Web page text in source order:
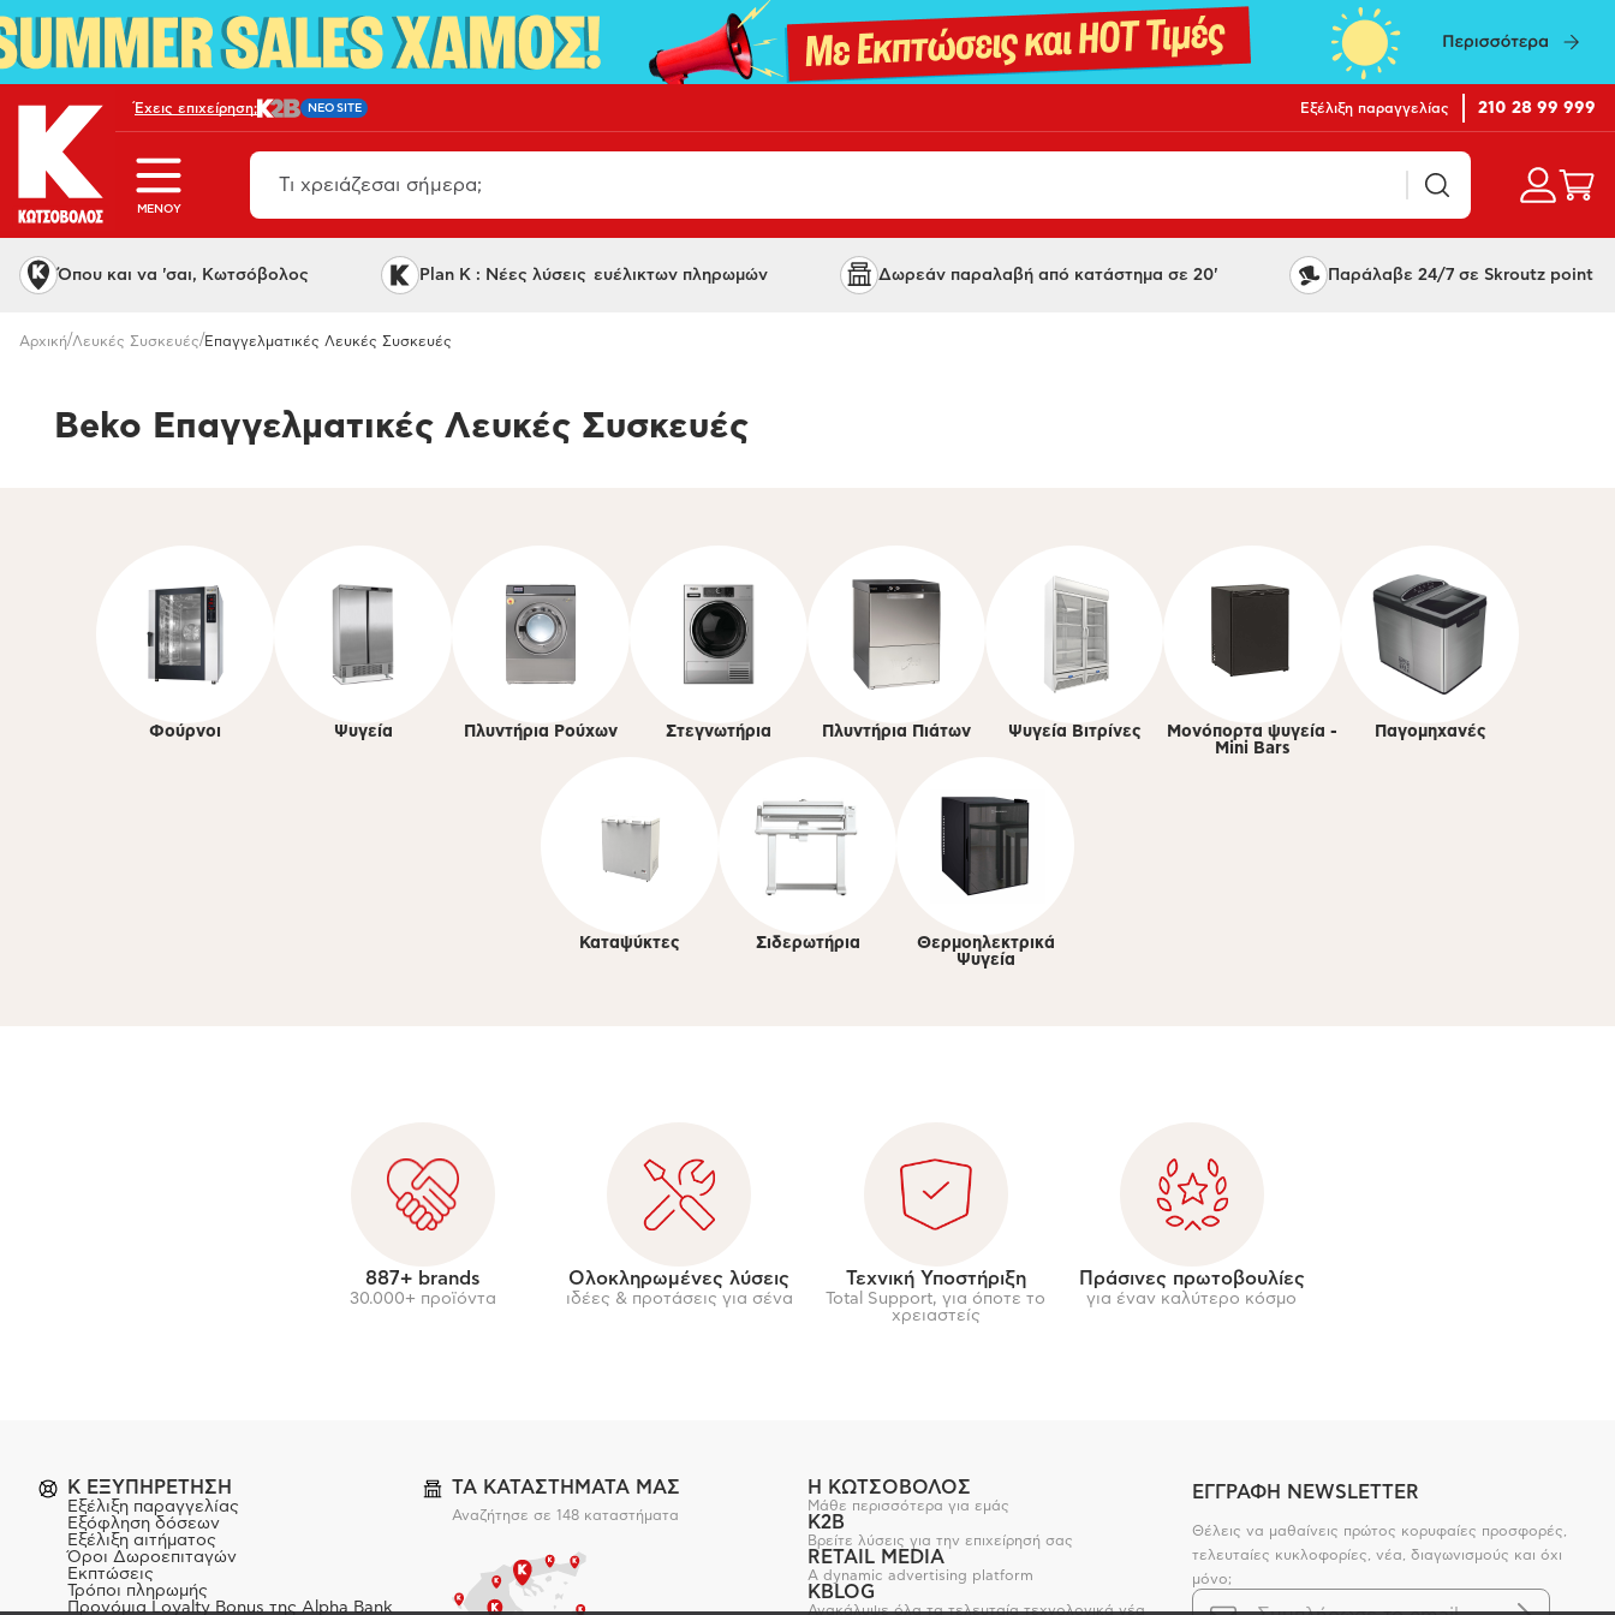
Έχεις επιχείρηση; NEO SITE Εξέλιξη παραγγελίας 210 28 99 999
MENOY
Όπου και να 'σαι, Κωτσόβολος Plan K : Νέες λύσεις ευέλικτων πληρωμών Δωρεάν παραλαβή από κατάστημα σε 20' Παράλαβε 24/7 σε Skroutz point
Αρχική/Λευκές Συσκευές/Επαγγελματικές Λευκές Συσκευές
Beko Επαγγελματικές Λευκές Συσκευές
Φούρνοι Ψυγεία Πλυντήρια Ρούχων Στεγνωτήρια Πλυντήρια Πιάτων Ψυγεία Βιτρίνες
Μονόπορτα ψυγεία -
Mini Bars
Παγομηχανές
Καταψύκτες Σιδερωτήρια
Θερμοηλεκτρικά
Ψυγεία
887+ brands
30.000+ προϊόντα
Ολοκληρωμένες λύσεις
ιδέες & προτάσεις για σένα
Τεχνική Υποστήριξη
Total Support, για όποτε το
χρειαστείς
Πράσινες πρωτοβουλίες
για έναν καλύτερο κόσμο
K ΕΞΥΠΗΡΕΤΗΣΗ
Εξέλιξη παραγγελίας
Εξόφληση δόσεων
Εξέλιξη αιτήματος
Όροι Δωροεπιταγών
Εκπτώσεις
Τρόποι πληρωμής
Προνόμια Loyalty Bonus της Alpha Bank
ΤΑ ΚΑΤΑΣΤΗΜΑΤΑ ΜΑΣ
Αναζήτησε σε 148 καταστήματα
Η ΚΩΤΣΟΒΟΛΟΣ
Μάθε περισσότερα για εμάς
K2B
Βρείτε λύσεις για την επιχείρησή σας
RETAIL MEDIA
A dynamic advertising platform
KBLOG
Ανακάλυψε όλα τα τελευταία τεχνολογικά νέα
ΕΓΓΡΑΦΗ NEWSLETTER
Θέλεις να μαθαίνεις πρώτος κορυφαίες προσφορές,
τελευταίες κυκλοφορίες, νέα, διαγωνισμούς και όχι
μόνο;